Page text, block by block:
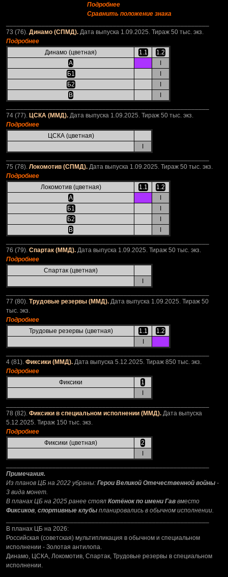
Подробнее
Сравнить положение знака
73 (76). Динамо (СПМД). Дата выпуска 1.09.2025. Тираж 50 тыс. экз.
Подробнее
Динамо (цветная)
1.1
1.2
А
Б1
Б2
В
74 (77). ЦСКА (ММД). Дата выпуска 1.09.2025. Тираж 50 тыс. экз.
Подробнее
ЦСКА (цветная)
75 (78). Локомотив (СПМД). Дата выпуска 1.09.2025. Тираж 50 тыс. экз.
Подробнее
Локомотив (цветная)
1.1
1.2
А
Б1
Б2
В
76 (79). Спартак (ММД). Дата выпуска 1.09.2025. Тираж 50 тыс. экз.
Подробнее
Спартак (цветная)
77 (80). Трудовые резервы (ММД). Дата выпуска 1.09.2025. Тираж 50
тыс. экз.
Подробнее
Трудовые резервы (цветная)
1.1
1.2
4 (81). Фиксики (ММД). Дата выпуска 5.12.2025. Тираж 850 тыс. экз.
Подробнее
Фиксики
1
78 (82). Фиксики в специальном исполнении (ММД). Дата выпуска
5.12.2025. Тираж 150 тыс. экз.
Подробнее
Фиксики (цветная)
2
Примечания.
Из планов ЦБ на 2022 убраны: Герои Великой Отечественной войны -
3 вида монет.
В планах ЦБ на 2025 ранее стоял Котёнок по имени Гав вместо
Фиксиков, спортивные клубы планировались в обычном исполнении.
В планах ЦБ на 2026:
Российская (советская) мультипликация в обычном и специальном
исполнении - Золотая антилопа.
Динамо, ЦСКА, Локомотив, Спартак, Трудовые резервы в специальном
исполнении.